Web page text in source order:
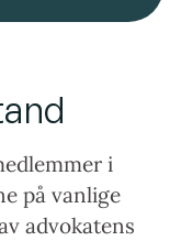
i
på vanlige
advokatens